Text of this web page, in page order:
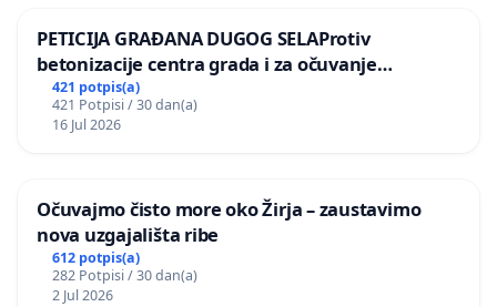
PETICIJA GRAĐANA DUGOG SELAProtiv
betonizacije centra grada i za očuvanje
postojećih zelenih površina i odraslih stabala pri
donošenju izmjena urbanističkog plana
421 potpis(a)
421 Potpisi / 30 dan(a)
16 Jul 2026
Očuvajmo čisto more oko Žirja – zaustavimo
nova uzgajališta ribe
612 potpis(a)
282 Potpisi / 30 dan(a)
2 Jul 2026